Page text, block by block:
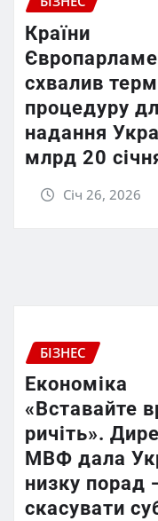
Країни
схвалив
процедуру
надання
млрд 20
Січ 26, 2026
БІЗНЕС
Економіка
«Вставайте
ричіть».
МВФ дала
низку порад
скасувати